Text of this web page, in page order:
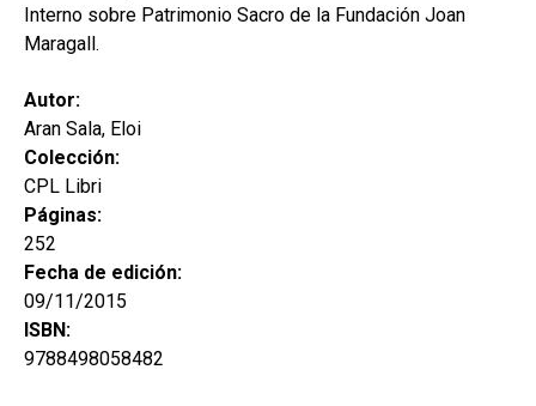
Interno sobre Patrimonio Sacro de la Fundación Joan
Maragall.
Autor:
Aran Sala, Eloi
Colección:
CPL Libri
Páginas:
252
Fecha de edición:
09/11/2015
ISBN:
9788498058482